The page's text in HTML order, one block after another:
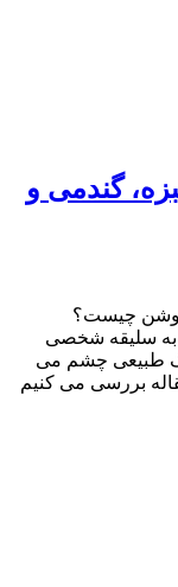
گندمی و
روشن چیست؟
به سلیقه شخصی
طبیعی چشم می
مقاله بررسی می کنیم